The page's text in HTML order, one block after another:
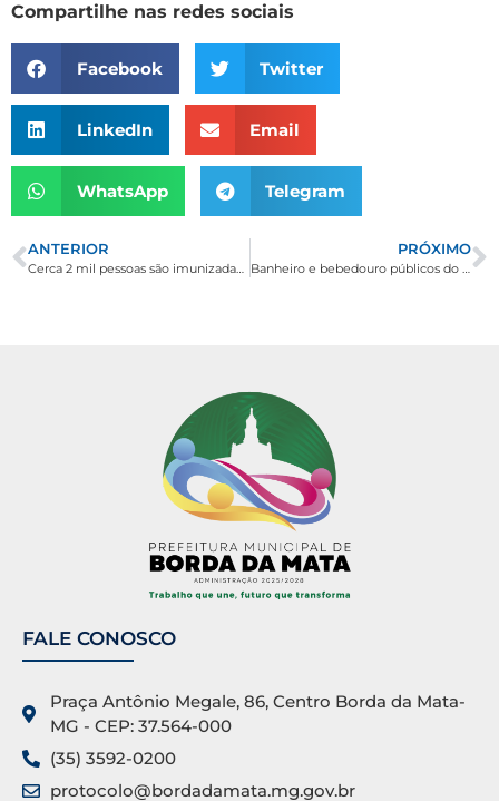
Compartilhe nas redes sociais
Facebook Twitter
LinkedIn Email
WhatsApp Telegram
ANTERIOR
Cerca 2 mil pessoas são imunizadas contra gripe em Borda da Mata. Meta é vacinar 5 mil
PRÓXIMO
Banheiro e bebedouro públicos do Sertãozinho recebem manutenção
FALE CONOSCO
Praça Antônio Megale, 86, Centro Borda da Mata-
MG - CEP: 37.564-000
(35) 3592-0200
protocolo@bordadamata.mg.gov.br